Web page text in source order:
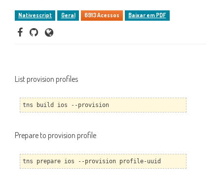
Nativescript Geral 6913 Acessos Baixar em PDF
List provision profiles
tns build ios --provision
Prepare to provision profile
tns prepare ios --provision profile-uuid